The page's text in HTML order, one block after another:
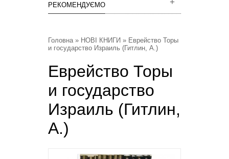
РЕКОМЕНДУЄМО
Головна» НОВІ КНИГИ » Еврейство Торы
и государство Израиль (Гитлин, А.)
Еврейство Торы
и государство
Израиль (Гитлин,
А.)